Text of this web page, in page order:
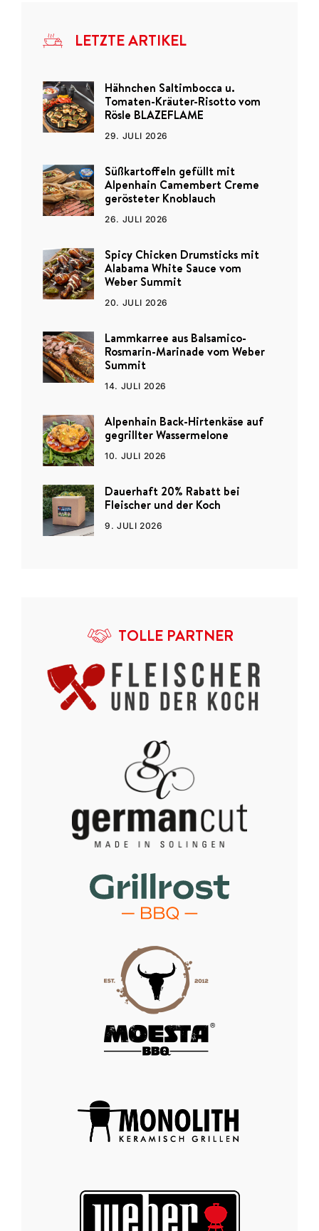
LETZTE ARTIKEL
Hähnchen Saltimbocca u.
Tomaten-Kräuter-Risotto vom
Rösle BLAZEFLAME
29. JULI 2026
Süßkartoffeln gefüllt mit
Alpenhain Camembert Creme
gerösteter Knoblauch
26. JULI 2026
Spicy Chicken Drumsticks mit
Alabama White Sauce vom
Weber Summit
20. JULI 2026
Lammkarree aus Balsamico-
Rosmarin-Marinade vom Weber
Summit
14. JULI 2026
Alpenhain Back-Hirtenkäse auf
gegrillter Wassermelone
10. JULI 2026
Dauerhaft 20% Rabatt bei
Fleischer und der Koch
9. JULI 2026
TOLLE PARTNER